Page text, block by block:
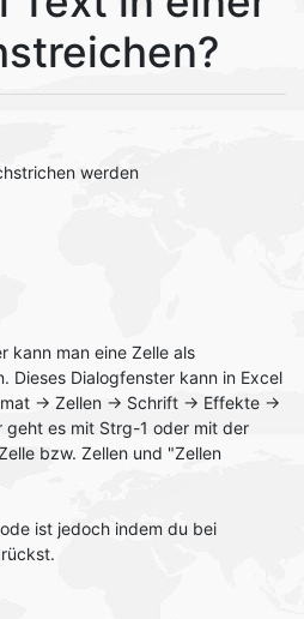
werden
kann man eine Zelle als
Dieses Dialogfenster kann in Excel
-> Zellen -> Schrift -> Effekte ->
geht es mit Strg-1 oder mit der
bzw. Zellen und "Zellen
ist jedoch indem du bei